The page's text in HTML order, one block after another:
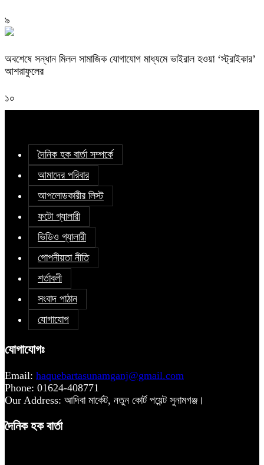
৯
অবশেষে সন্ধান মিলল সামাজিক যোগাযোগ মাধ্যমে ভাইরাল হওয়া ‘স্ট্রাইকার’
আশরাফুলের
১০
দৈনিক হক বার্তা সম্পর্কে
আমাদের পরিবার
আপলোডকারীর লিস্ট
ফটো গ্যালারী
ভিডিও গ্যালারী
গোপনীয়তা নীতি
শর্তাবলী
সংবাদ পাঠান
যোগাযোগ
যোগাযোগঃ
Email: haquebartasunamganj@gmail.com
Phone: 01624-408771
Our Address: আদিবা মার্কেট, নতুন কোর্ট পয়েন্ট সুনামগঞ্জ।
দৈনিক হক বার্তা